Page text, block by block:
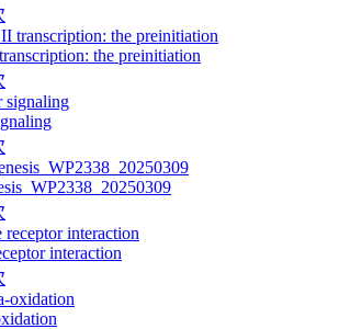
the preinitiation
interaction